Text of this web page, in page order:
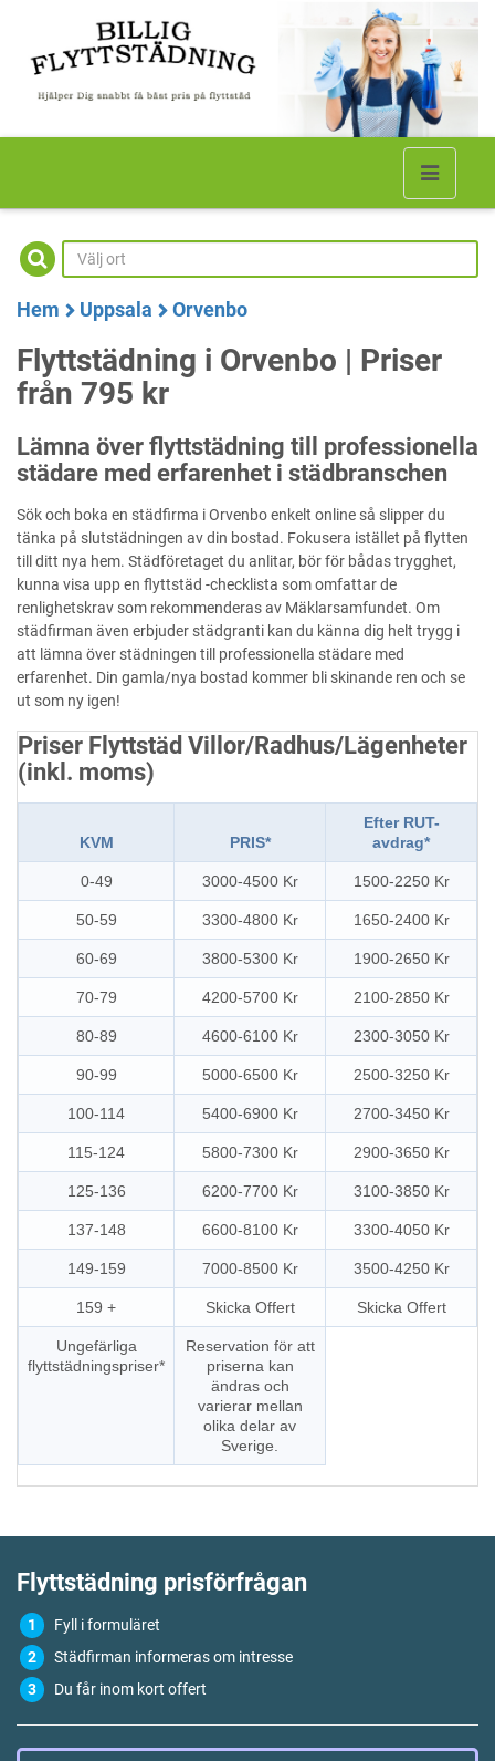
Hem Uppsala Orvenbo
Flyttstädning i Orvenbo | Priser
från 795 kr
Lämna över flyttstädning till professionella
städare med erfarenhet i städbranschen
Sök och boka en städfirma i Orvenbo enkelt online så slipper du
tänka på slutstädningen av din bostad. Fokusera istället på flytten
till ditt nya hem. Städföretaget du anlitar, bör för bådas trygghet,
kunna visa upp en flyttstäd -checklista som omfattar de
renlighetskrav som rekommenderas av Mäklarsamfundet. Om
städfirman även erbjuder städgranti kan du känna dig helt trygg i
att lämna över städningen till professionella städare med
erfarenhet. Din gamla/nya bostad kommer bli skinande ren och se
ut som ny igen!
Priser Flyttstäd Villor/Radhus/Lägenheter
(inkl. moms)
KVM PRIS*
Efter RUT-
avdrag*
0-49 3000-4500 Kr 1500-2250 Kr
50-59 3300-4800 Kr 1650-2400 Kr
60-69 3800-5300 Kr 1900-2650 Kr
70-79 4200-5700 Kr 2100-2850 Kr
80-89 4600-6100 Kr 2300-3050 Kr
90-99 5000-6500 Kr 2500-3250 Kr
100-114 5400-6900 Kr 2700-3450 Kr
115-124 5800-7300 Kr 2900-3650 Kr
125-136 6200-7700 Kr 3100-3850 Kr
137-148 6600-8100 Kr 3300-4050 Kr
149-159 7000-8500 Kr 3500-4250 Kr
159 + Skicka Offert Skicka Offert
Ungefärliga
flyttstädningspriser*
Reservation för att
priserna kan
ändras och
varierar mellan
olika delar av
Sverige.
Flyttstädning prisförfrågan
Fyll i formuläret
Städfirman informeras om intresse
Du får inom kort offert